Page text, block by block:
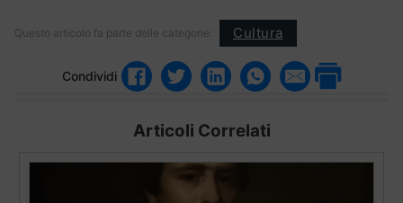
Questo articolo fa parte delle categorie: Cultura
Condividi
Articoli Correlati